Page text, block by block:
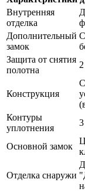
Внутренняя
отделка
Дополнительный
замок
Защита от снятия
полотна
Конструкция
Контуры
уплотнения
Основной замок
Отделка снаружи